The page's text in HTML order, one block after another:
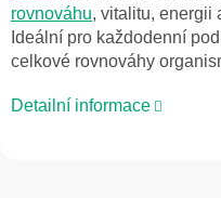
rovnováhu, vitalitu, energii
Ideální pro každodenní
celkové rovnováhy
Detailní informace